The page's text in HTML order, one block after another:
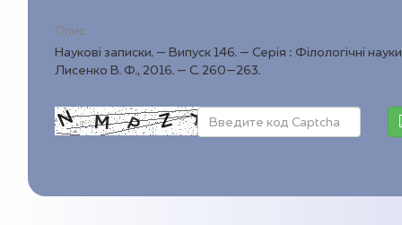
Опис:
Наукові записки. – Випуск 146. – Серія : Філологічні
Лисенко В. Ф., 2016. – С. 260–263.